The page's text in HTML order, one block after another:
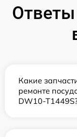
Какие
ремонте
DW10-